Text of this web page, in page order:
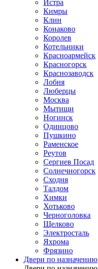
Истра
Кимры
Клин
Конаково
Королев
Котельники
Красноармейск
Красногорск
Краснозаводск
Лобня
Люберцы
Москва
Мытищи
Ногинск
Одинцово
Пушкино
Раменское
Реутов
Сергиев Посад
Солнечногорск
Сходня
Талдом
Химки
Хотьково
Черноголовка
Щелково
Электросталь
Яхрома
Фрязино
Двери по назначению